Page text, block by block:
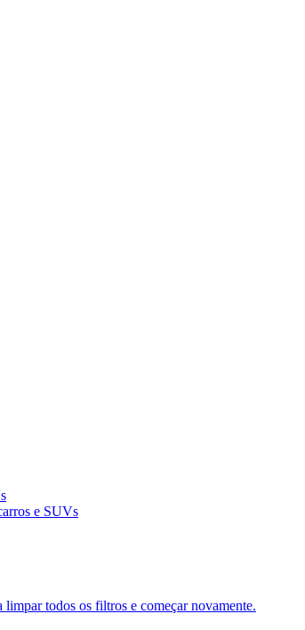
e SUVs
limpar todos os filtros e começar novamente.